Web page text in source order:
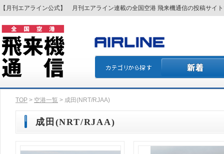
【月刊エアライン公式】 月刊エアライン連載の全国空港 飛来機通信の投稿サイ
TOP > 空港一覧 > 成田(NRT/RJAA)
成田(NRT/RJAA)